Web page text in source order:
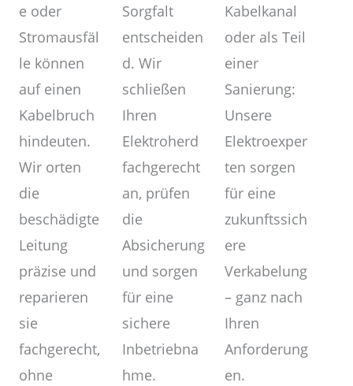
e oder
Stromausfäl
le können
auf einen
Kabelbruch
hindeuten.
Wir orten
die
beschädigte
Leitung
präzise und
reparieren
sie
fachgerecht,
ohne
Sorgfalt
entscheiden
d. Wir
schließen
Ihren
Elektroherd
fachgerecht
an, prüfen
die
Absicherung
und sorgen
für eine
sichere
Inbetriebna
hme.
Kabelkanal
oder als Teil
einer
Sanierung:
Unsere
Elektroexper
ten sorgen
für eine
zukunftssich
ere
Verkabelung
– ganz nach
Ihren
Anforderung
en.